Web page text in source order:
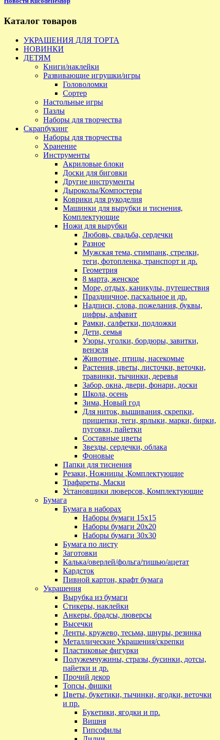
Каталог товаров
УКРАШЕНИЯ ДЛЯ ТОРТА
НОВИНКИ
ДЕТЯМ
Книги/наклейки
Развивающие игрушки/игры
Головоломки
Сортер
Настольные игры
Пазлы
Наборы для творчества
Скрапбукинг
Наборы для творчества
Хранение
Инструменты
Акриловые блоки
Доски для биговки
Другие инструменты
Дыроколы/Компостеры
Коврики для рукоделия
Машинки для вырубки и тиснения,
Комплектующие
Ножи для вырубки
Любовь, свадьба, сердечки
Разное
Мужская тема, стимпанк, стрелки,
теги, фотопленка, транспорт и др.
Геометрия
8 марта, женское
Море, отдых, каникулы, путешествия
Праздничное, пасхальное и др.
Надписи, слова, пожелания, буквы,
цифры, алфавит
Рамки, салфетки, подложки
Дети, семья
Узоры, уголки, бордюры, завитки,
вензеля
Животные, птицы, насекомые
Растения, цветы, листочки, веточки,
травинки, тычинки, деревья
Забор, окна, двери, фонари, доски
Школа, осень
Зима, Новый год
Для ниток, вышивания, скрепки,
прищепки, теги, ярлыки, марки, бирки,
пуговки, пайетки
Составные цветы
Звезды, сердечки, облака
Фоновые
Папки для тиснения
Резаки, Ножницы ,Комплектующие
Трафареты, Маски
Установщики люверсов, Комплектующие
Бумага
Бумага в наборах
Наборы бумаги 15х15
Наборы бумаги 20х20
Наборы бумаги 30х30
Бумага по листу
Заготовки
Калька/оверлей/фольга/тишью/ацетат
Кардсток
Пивной картон, крафт бумага
Украшения
Вырубка из бумаги
Стикеры, наклейки
Анкеры, брадсы, люверсы
Высечки
Ленты, кружево, тесьма, шнуры, резинка
Металлические Украшения/скрепки
Пластиковые фигурки
Полужемчужины, стразы, бусинки, дотсы,
пайетки и др.
Прочий декор
Топсы, фишки
Цветы, букетики, тычинки, ягодки, веточки
и пр.
Букетики, ягодки и пр.
Вишня
Гипсофилы